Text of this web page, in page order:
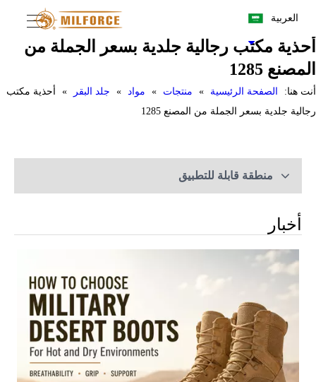
العربية
أحذية مكتب رجالية جلدية بسعر الجملة من
المصنع 1285
أنت هنا: الصفحة الرئيسية » منتجات » مواد » جلد البقر »
أحذية مكتب
رجالية جلدية بسعر الجملة من المصنع 1285
منطقة قابلة للتطبيق
أخبار